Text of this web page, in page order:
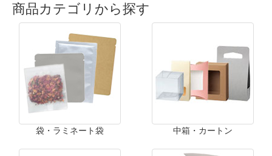
商品カテゴリから探す
袋・ラミネート袋 中箱・カートン